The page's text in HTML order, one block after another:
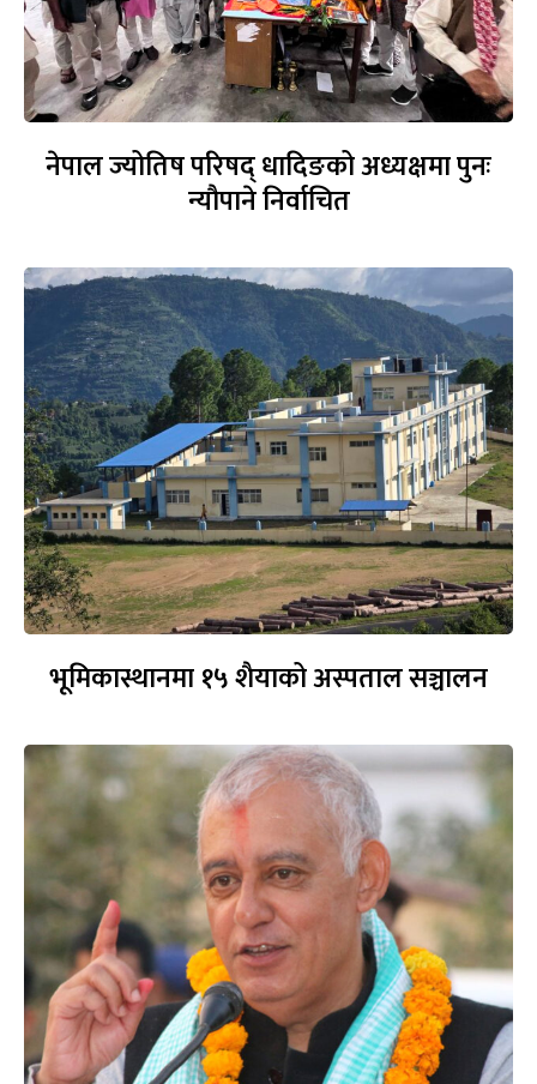
नेपाल ज्योतिष परिषद् धादिङको अध्यक्षमा पुनः
न्यौपाने निर्वाचित
भूमिकास्थानमा १५ शैयाको अस्पताल सञ्चालन